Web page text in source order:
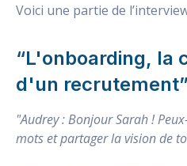
Voici une partie de
“L'onboarding, la
d'un recrutement”
"Audrey : Bonjour Sarah !
mots et partager la vision de